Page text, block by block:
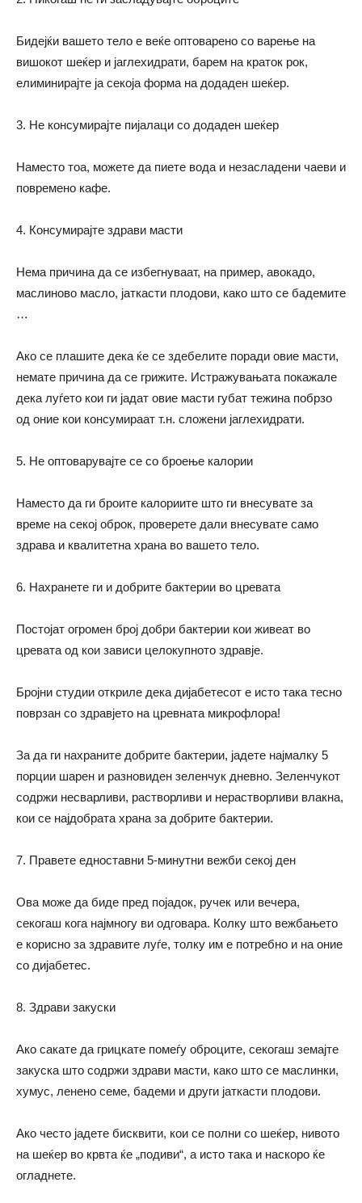
Бидејќи вашето тело е веќе оптоварено со варење на
вишокот шеќер и јаглехидрати, барем на краток рок,
елиминирајте ја секоја форма на додаден шеќер.
3. Не консумирајте пијалаци со додаден шеќер
Наместо тоа, можете да пиете вода и незасладени чаеви и
повремено кафе.
4. Консумирајте здрави масти
Нема причина да се избегнуваат, на пример, авокадо,
маслиново масло, јаткасти плодови, како што се бадемите
…
Ако се плашите дека ќе се здебелите поради овие масти,
немате причина да се грижите. Истражувањата покажале
дека луѓето кои ги јадат овие масти губат тежина побрзо
од оние кои консумираат т.н. сложени јаглехидрати.
5. Не оптоварувајте се со броење калории
Наместо да ги броите калориите што ги внесувате за
време на секој оброк, проверете дали внесувате само
здрава и квалитетна храна во вашето тело.
6. Нахранете ги и добрите бактерии во цревата
Постојат огромен број добри бактерии кои живеат во
цревата од кои зависи целокупното здравје.
Бројни студии откриле дека дијабетесот е исто така тесно
поврзан со здравјето на цревната микрофлора!
За да ги нахраните добрите бактерии, јадете најмалку 5
порции шарен и разновиден зеленчук дневно. Зеленчукот
содржи несварливи, растворливи и нерастворливи влакна,
кои се најдобрата храна за добрите бактерии.
7. Правете едноставни 5-минутни вежби секој ден
Ова може да биде пред појадок, ручек или вечера,
секогаш кога најмногу ви одговара. Колку што вежбањето
е корисно за здравите луѓе, толку им е потребно и на оние
со дијабетес.
8. Здрави закуски
Ако сакате да грицкате помеѓу оброците, секогаш земајте
закуска што содржи здрави масти, како што се маслинки,
хумус, ленено семе, бадеми и други јаткасти плодови.
Ако често јадете бисквити, кои се полни со шеќер, нивото
на шеќер во крвта ќе „подиви“, а исто така и наскоро ќе
огладнете.